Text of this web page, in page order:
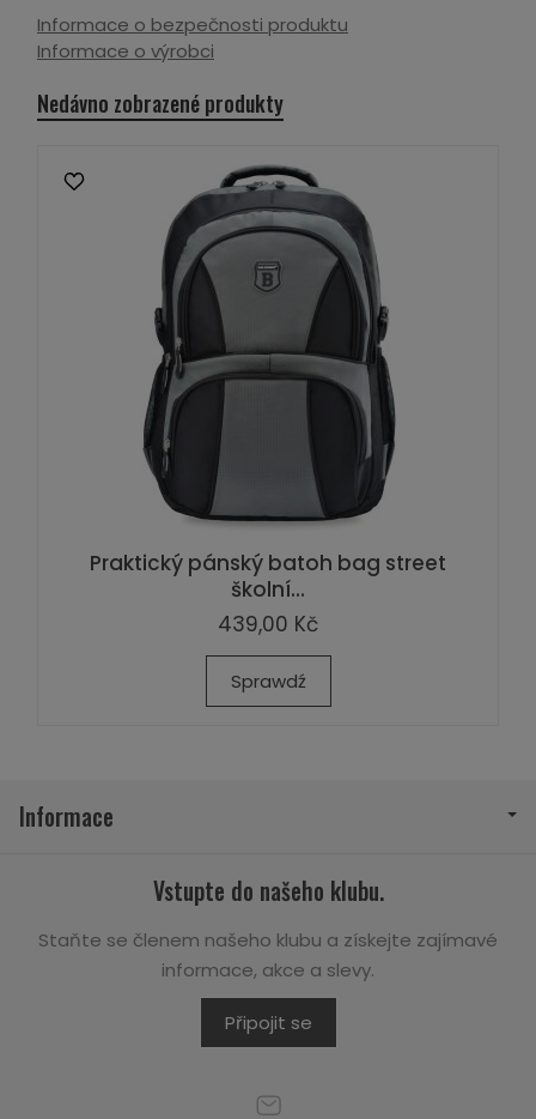
Informace o bezpečnosti produktu
Informace o výrobci
Nedávno zobrazené produkty
Praktický pánský batoh bag street
školní...
439,00 Kč
Sprawdź
Informace
Vstupte do našeho klubu.
Staňte se členem našeho klubu a získejte zajímavé
informace, akce a slevy.
Připojit se